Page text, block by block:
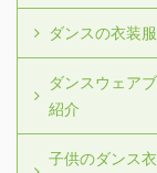
ダンスの衣装
ダンスウェア
紹介
子供のダンス